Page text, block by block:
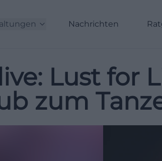
Nachrichten
Lust
zum